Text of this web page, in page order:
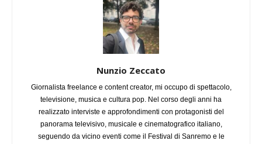
Nunzio Zeccato
Giornalista freelance e content creator, mi occupo di spettacolo,
televisione, musica e cultura pop. Nel corso degli anni ha
realizzato interviste e approfondimenti con protagonisti del
panorama televisivo, musicale e cinematografico italiano,
seguendo da vicino eventi come il Festival di Sanremo e le